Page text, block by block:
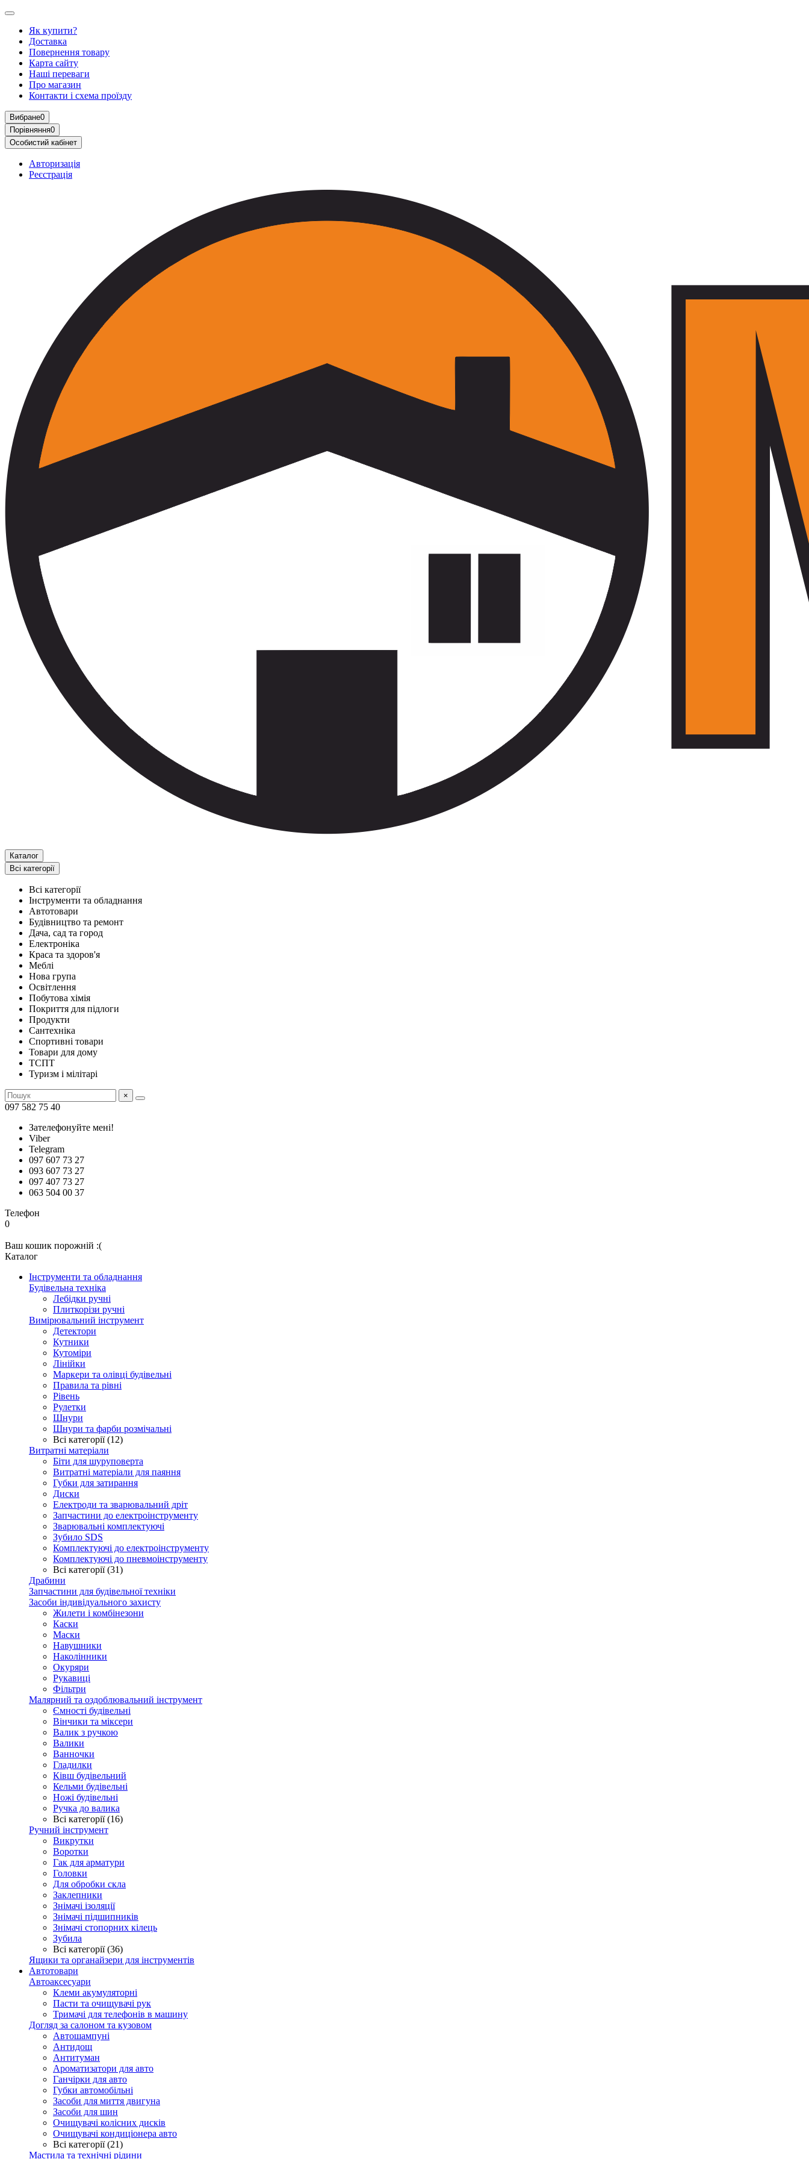
Як купити?
Доставка
Повернення товару
Карта сайту
Наші переваги
Про магазин
Контакти і схема проїзду
Вибране0
Порівняння0
Особистий кабінет
Авторизація
Реєстрація
Каталог
Всі категорії
Всі категорії
Інструменти та обладнання
Автотовари
Будівництво та ремонт
Дача, сад та город
Електроніка
Краса та здоров'я
Меблі
Нова група
Освітлення
Побутова хімія
Покриття для підлоги
Продукти
Сантехніка
Спортивні товари
Товари для дому
ТСПТ
Туризм і мілітарі
×
097 582 75 40
Зателефонуйте мені!
Viber
Telegram
097 607 73 27
093 607 73 27
097 407 73 27
063 504 00 37
Телефон
0
Ваш кошик порожній :(
Каталог
Інструменти та обладнання
Будівельна техніка
Лебідки ручні
Плиткорізи ручні
Вимірювальний інструмент
Детектори
Кутники
Кутоміри
Лінійки
Маркери та олівці будівельні
Правила та рівні
Рівень
Рулетки
Шнури
Шнури та фарби розмічальні
Всі категорії (12)
Витратні матеріали
Біти для шуруповерта
Витратні матеріали для паяння
Губки для затирання
Диски
Електроди та зварювальний дріт
Запчастини до електроінструменту
Зварювальні комплектуючі
Зубило SDS
Комплектуючі до електроінструменту
Комплектуючі до пневмоінструменту
Всі категорії (31)
Драбини
Запчастини для будівельної техніки
Засоби індивідуального захисту
Жилети і комбінезони
Каски
Маски
Навушники
Наколінники
Окуряри
Рукавиці
Фільтри
Малярний та оздоблювальний інструмент
Ємності будівельні
Вінчики та міксери
Валик з ручкою
Валики
Ванночки
Гладилки
Ківш будівельний
Кельми будівельні
Ножі будівельні
Ручка до валика
Всі категорії (16)
Ручний інструмент
Викрутки
Воротки
Гак для арматури
Головки
Для обробки скла
Заклепники
Знімачі ізоляції
Знімачі підшипників
Знімачі стопорних кілець
Зубила
Всі категорії (36)
Ящики та органайзери для інструментів
Автотовари
Автоаксесуари
Клеми акумуляторні
Пасти та очищувачі рук
Тримачі для телефонів в машину
Догляд за салоном та кузовом
Автошампуні
Антидощ
Антитуман
Ароматизатори для авто
Ганчірки для авто
Губки автомобільні
Засоби для миття двигуна
Засоби для шин
Очищувачі колісних дисків
Очищувачі кондиціонера авто
Всі категорії (21)
Мастила та технічні рідини